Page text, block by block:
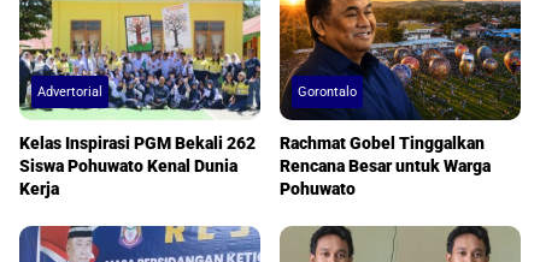
Advertorial
Kelas Inspirasi PGM Bekali 262
Siswa Pohuwato Kenal Dunia
Kerja
Gorontalo
Rachmat Gobel Tinggalkan
Rencana Besar untuk Warga
Pohuwato